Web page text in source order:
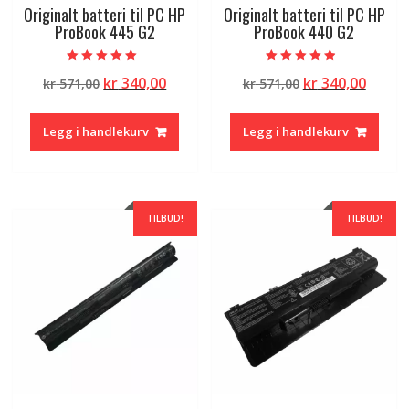
Originalt batteri til PC HP
ProBook 445 G2
5.00
av 5
kr571,00 Opprinnelig
var:
kr 571,00.
kr340,00Nåværende
kr 340,00.
Legg i handlekurv
Originalt batteri til PC HP
ProBook 440 G2
4.50
av 5
kr571,00 Opprinnelig
var:
kr 571,00.
kr340,00
kr
Legg i handlekurv
TILBUD! TILBUD!